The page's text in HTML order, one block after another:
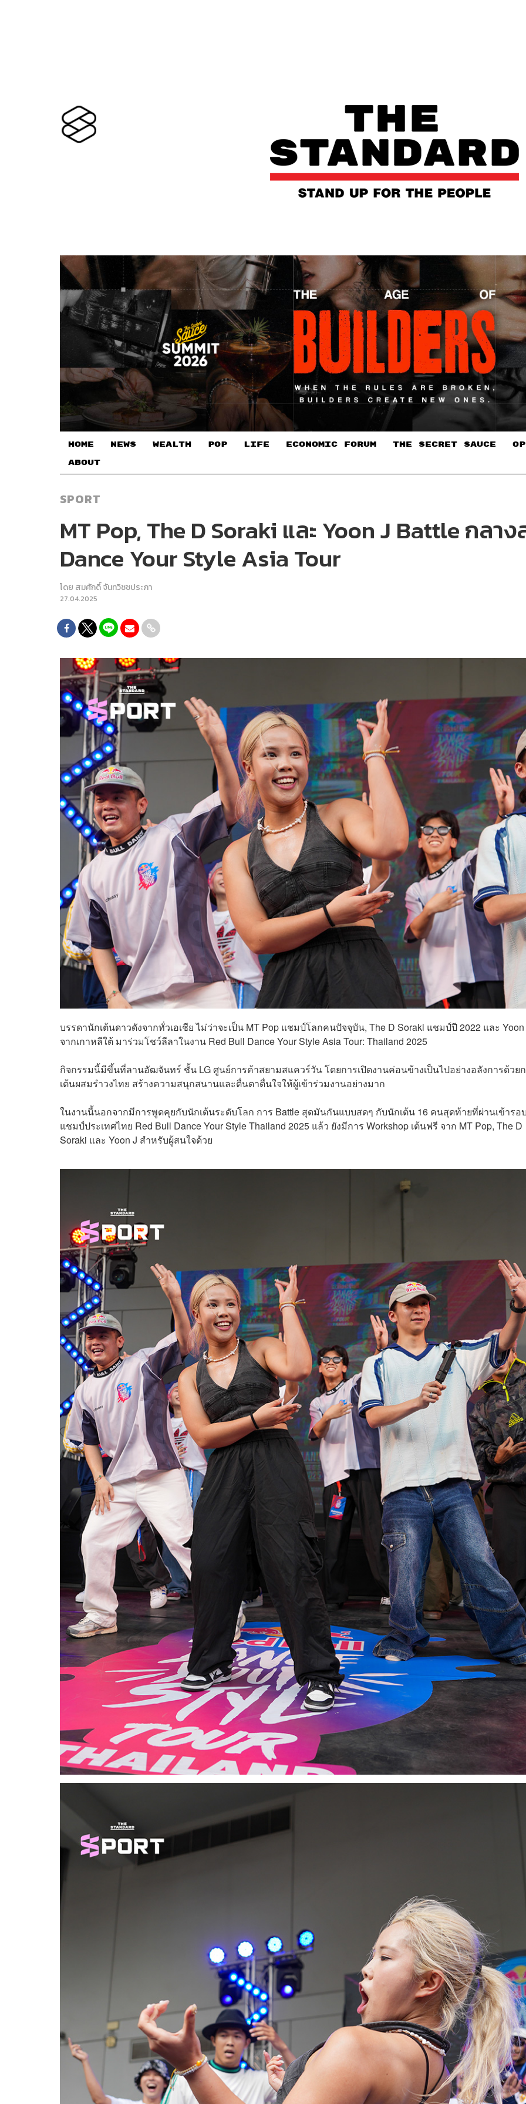
HOME NEWS WEALTH POP LIFE ECONOMIC FORUM THE SECRET SAUCE​
ABOUT
SPORT
MT Pop, The D Soraki และ Yoon J Battle กลา
Dance Your Style Asia Tour
โดย สมศักดิ์ จันทวิชชประภา
27.04.2025
บรรดานักเต้นดาวดังจากทั่วเอเชีย ไม่ว่าจะเป็น MT Pop แชมป์โลกคนปัจจุบัน, The D Soraki แชมป์ปี 2022 และ Yoon
จากเกาหลีใต้ มาร่วมโชว์ลีลาในงาน Red Bull Dance Your Style Asia Tour: Thailand 2025
กิจกรรมนี้มีขึ้นที่ลานอัฒจันทร์ ชั้น LG ศูนย์การค้าสยามสแควร์วัน โดยการเปิดงานค่อนข้างเป็นไปอย่างอลังการด้วย
เต้นผสมรำวงไทย สร้างความสนุกสนานและตื่นตาตื่นใจให้ผู้เข้าร่วมงานอย่างมาก
ในงานนี้นอกจากมีการพูดคุยกับนักเต้นระดับโลก การ Battle สุดมันกันแบบสดๆ กับนักเต้น 16 คนสุดท้ายที่ผ่านเข้ารอ
แชมป์ประเทศไทย Red Bull Dance Your Style Thailand 2025 แล้ว ยังมีการ Workshop เต้นฟรี จาก MT Pop, The D
Soraki และ Yoon J สำหรับผู้สนใจด้วย